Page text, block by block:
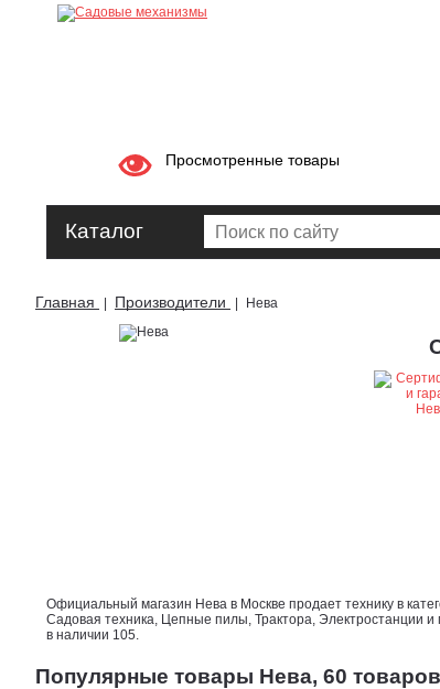
Просмотренные товары
Каталог
Главная Производители Нева
Официальный магазин Нева в Москве продает технику в
Садовая техника, Цепные пилы, Трактора, Электростанции
в наличии 105.
Популярные товары Нева, 60 товаров